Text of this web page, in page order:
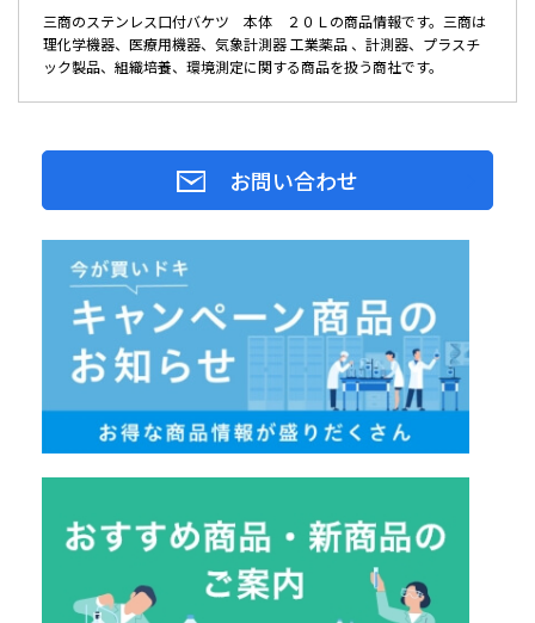
三商のステンレス口付バケツ 本体 ２０Ｌの商品情報です。三商は
理化学機器、医療用機器、気象計測器 工業薬品 、計測器、プラスチ
ック製品、組織培養、環境測定に関する商品を扱う商社です。
お問い合わせ